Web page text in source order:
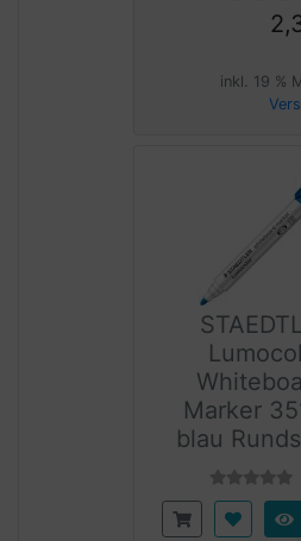
inkl. 19 %
Marker
blau